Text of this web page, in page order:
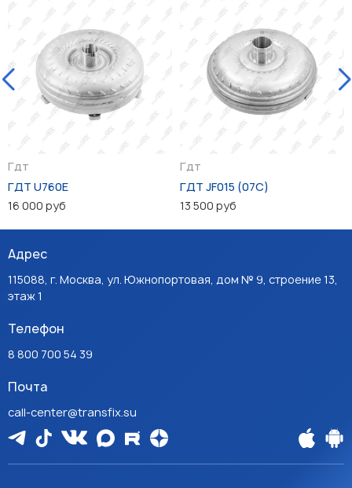
Гдт
ГДТ U760E
16 000 руб
Гдт
ГДТ JF015 (07C)
13 500 руб
Адрес
115088, г. Москва, ул. Южнопортовая, дом № 9, строение 13,
этаж 1
Телефон
8 800 700 54 39
Почта
call-center@transfix.su